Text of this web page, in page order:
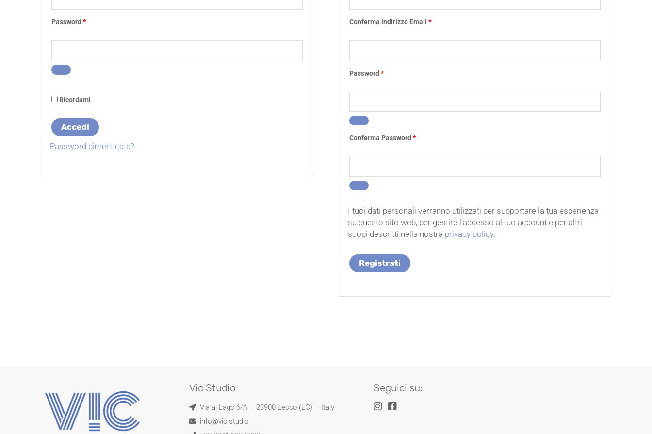
Password *
Ricordami
Accedi
Password dimenticata?
Conferma indirizzo Email *
Password *
Conferma Password *
I tuoi dati personali verranno utilizzati per supportare la tua esperienza
su questo sito web, per gestire l’accesso al tuo account e per altri
scopi descritti nella nostra privacy policy.
Registrati
Vic Studio
Via al Lago 6/A – 23900 Lecco (LC) – Italy
info@vic.studio
Seguici su: